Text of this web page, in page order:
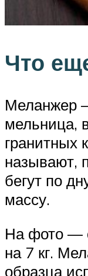
Что
Меланжер
мельница,
гранитных
называют,
бегут по
массу.
На фото —
на 7 кг.
образца